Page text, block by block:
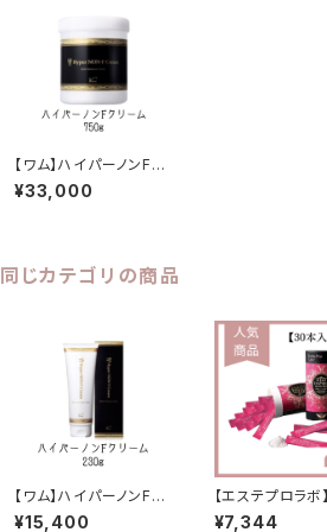
【ワム】ハイパーノンFク
リーム 750g
¥33,000
同じカテゴリの商品
【ワム】ハイパーノンFク
リーム 230g
¥15,400
【エステプロラボ
エンザイム
¥7,344